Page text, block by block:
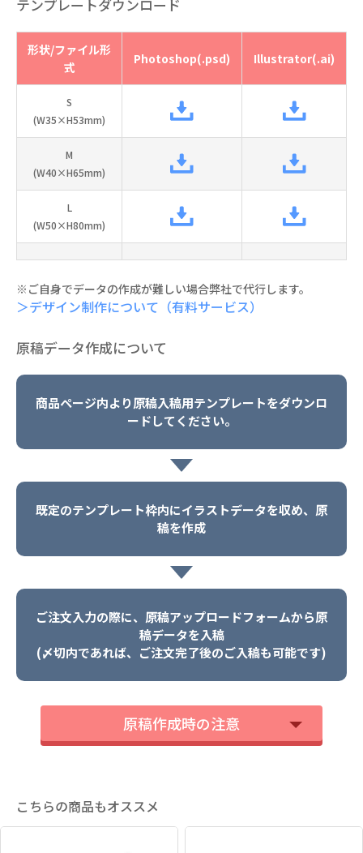
テンプレートダウンロード
形状/ファイル形
式
Photoshop(.psd) Illustrator(.ai)
S
(W35×H53mm)
M
(W40×H65mm)
L
(W50×H80mm)
※ご自身でデータの作成が難しい場合弊社で代行します。
＞デザイン制作について（有料サービス）
原稿データ作成について
商品ページ内より原稿入稿用テンプレートをダウンロ
ードしてください。
既定のテンプレート枠内にイラストデータを収め、原
稿を作成
ご注文入力の際に、原稿アップロードフォームから原
稿データを入稿
(〆切内であれば、ご注文完了後のご入稿も可能です)
原稿作成時の注意
こちらの商品もオススメ